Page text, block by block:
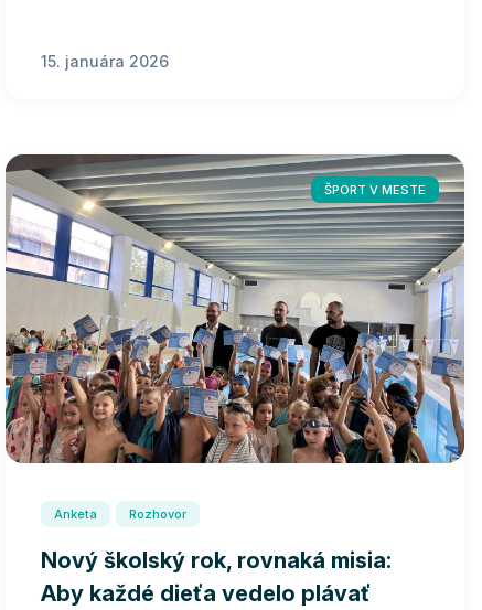
15. januára 2026
ŠPORT V MESTE
Anketa Rozhovor
Nový školský rok, rovnaká misia:
Aby každé dieťa vedelo plávať